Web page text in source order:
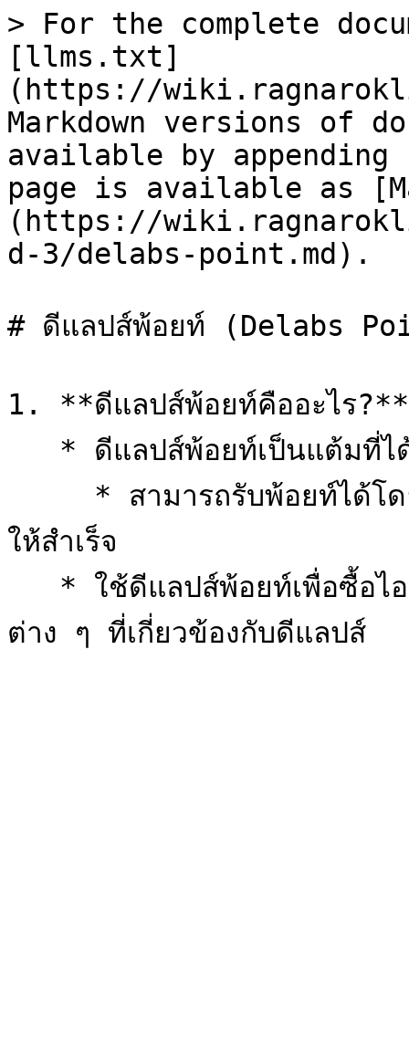
> For the complete
[llms.txt]
(https://
Markdown versions of
available by
page is available as
(https://
d-3/delabs-point.md).
# ดีแลปส์พ้อยท์ (Delabs
1. **ดีแลปส์พ้อยท์คืออะไร?**
ให้สำเร็จ